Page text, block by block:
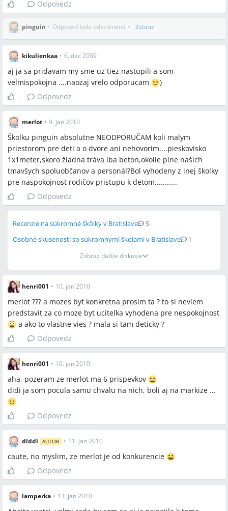
Odpovedz
pinguin • Odpoveď bola odstránená • Zobraz
kikulienkaa • 6. dec 2009
aj ja sa pridavam my sme uz tiez nastupili a som
velmispokojna ....naozaj vrelo odporucam
)
Odpovedz
merlot • 9. jan 2010
Školku pinguin absolutne NEODPORUČAM koli malym
priestorom pre deti a o dvore ani nehovorim....pieskovisko
1x1meter,skoro žiadna tráva iba beton,okolie plne našich
tmavšych spoluobčanov a personál?Bol vyhodeny z inej školky
pre naspokojnost rodičov pristupu k detom...........
Odpovedz
Recenzie na súkromné škôlky v Bratislave 5
Osobné skúsenosti so súkromnými školami v Bratislave
1
Zobraz ďalšie diskusie
henri001 • 10. jan 2010
merlot ??? a mozes byt konkretna prosim ta ? to si neviem
predstavit za co moze byt ucitelka vyhodena pre nespokojnost
a ako to vlastne vies ? mala si tam deticky ?
Odpovedz
henri001 • 10. jan 2010
aha, pozeram ze merlot ma 6 prispevkov
didi ja som pocula samu chvalu na nich, boli aj na markize ...
Odpovedz
diddi AUTOR • 11. jan 2010
caute, no myslim, ze merlot je od konkurencie
Odpovedz
lamperka • 13. jan 2010